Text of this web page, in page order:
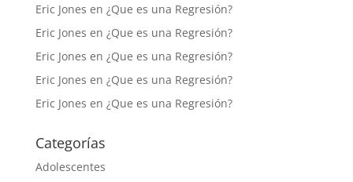
Eric Jones en ¿Que es una Regresión?
Eric Jones en ¿Que es una Regresión?
Eric Jones en ¿Que es una Regresión?
Eric Jones en ¿Que es una Regresión?
Eric Jones en ¿Que es una Regresión?
Categorías
Adolescentes